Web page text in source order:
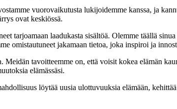
vuorovaikutusta lukijoidemme kanssa, ja
ovat keskiössä.
tarjoamaan laadukasta sisältöä. Olemme täällä
omistautuneet jakamaan tietoa, joka inspiroi ja
tavoitteemme on, että voisit kokea elämän
elämässäsi.
löytää uusia ulottuvuuksia elämään,